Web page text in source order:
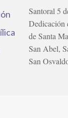
Santoral 5
Dedicación
de Santa
San Abel,
San